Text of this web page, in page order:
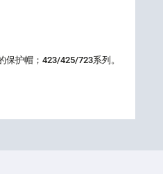
保护帽；423/425/723系列。